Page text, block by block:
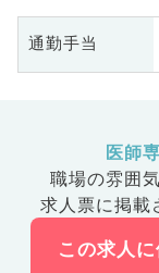
通勤手当
医師
職場の雰囲
求人票に掲載
この求人